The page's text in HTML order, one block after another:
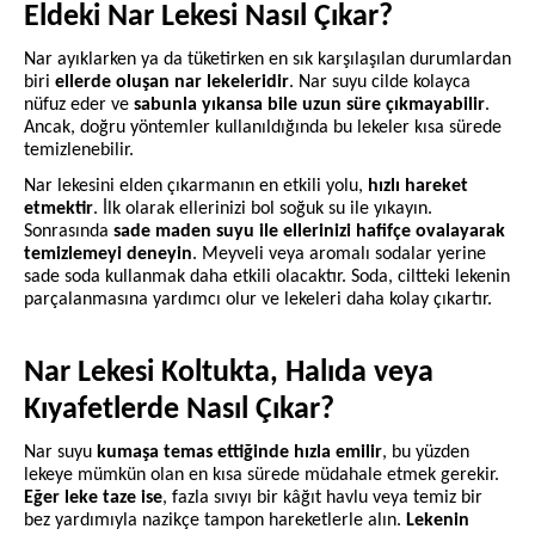
Eldeki Nar Lekesi Nasıl Çıkar?
Nar ayıklarken ya da tüketirken en sık karşılaşılan durumlardan
biri ellerde oluşan nar lekeleridir. Nar suyu cilde kolayca
nüfuz eder ve sabunla yıkansa bile uzun süre çıkmayabilir.
Ancak, doğru yöntemler kullanıldığında bu lekeler kısa sürede
temizlenebilir.
Nar lekesini elden çıkarmanın en etkili yolu, hızlı hareket
etmektir. İlk olarak ellerinizi bol soğuk su ile yıkayın.
Sonrasında sade maden suyu ile ellerinizi hafifçe ovalayarak
temizlemeyi deneyin. Meyveli veya aromalı sodalar yerine
sade soda kullanmak daha etkili olacaktır. Soda, ciltteki lekenin
parçalanmasına yardımcı olur ve lekeleri daha kolay çıkartır.
Nar Lekesi Koltukta, Halıda veya
Kıyafetlerde Nasıl Çıkar?
Nar suyu kumaşa temas ettiğinde hızla emilir, bu yüzden
lekeye mümkün olan en kısa sürede müdahale etmek gerekir.
Eğer leke taze ise, fazla sıvıyı bir kâğıt havlu veya temiz bir
bez yardımıyla nazikçe tampon hareketlerle alın. Lekenin